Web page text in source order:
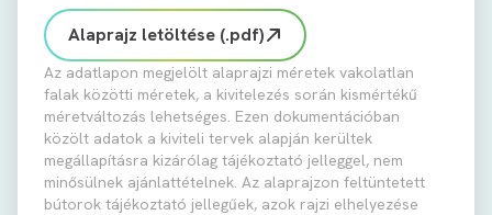
Alaprajz letöltése (.pdf)
Az adatlapon megjelölt alaprajzi méretek vakolatlan
falak közötti méretek, a kivitelezés során kismértékű
méretváltozás lehetséges. Ezen dokumentációban
közölt adatok a kiviteli tervek alapján kerültek
megállapításra kizárólag tájékoztató jelleggel, nem
minősülnek ajánlattételnek. Az alaprajzon feltüntetett
bútorok tájékoztató jellegűek, azok rajzi elhelyezése